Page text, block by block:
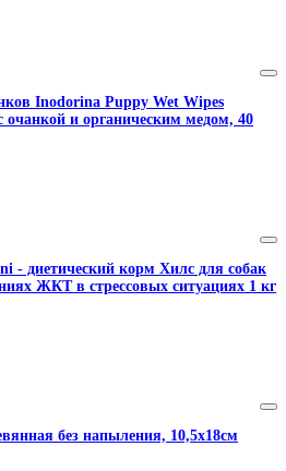
Inodorina Puppy Wet Wipes
и органическим медом, 40
- диетический корм Хилс для собак
ЖКТ в стрессовых ситуациях 1 кг
без напыления, 10,5х18см